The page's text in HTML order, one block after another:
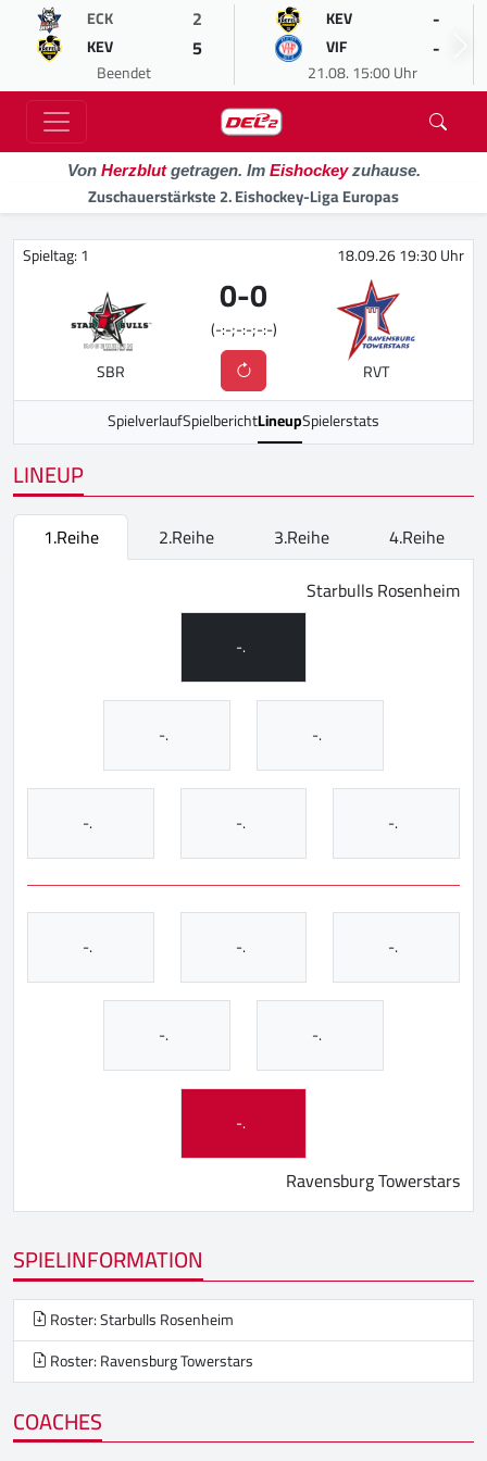
ECK 2
KEV 5
Beendet
KEV -
VIF -
21.08. 15:00 Uhr
Von Herzblutgetragen. Im Eishockeyzuhause.
Zuschauerstärkste 2. Eishockey-Liga Europas
Spieltag: 1 18.09.26 19:30 Uhr
SBR
0-0
(-:-;-:-;-:-)
RVT
SpielverlaufSpielberichtLineupSpielerstats
LINEUP
1.Reihe 2.Reihe 3.Reihe
4.Reihe
Starbulls Rosenheim
-.
-. -.
-. -. -.
-. -. -.
-. -.
-.
Ravensburg Towerstars
SPIELINFORMATION
Roster: Starbulls Rosenheim
Roster: Ravensburg Towerstars
COACHES